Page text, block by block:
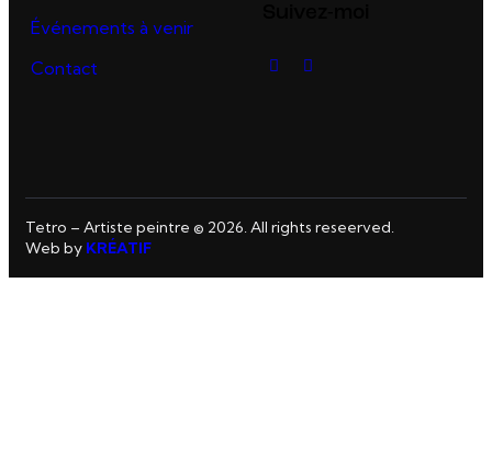
Événements à venir
Contact
Tetro – Artiste peintre © 2026. All rights reseerved.
Web by KRÉATIF